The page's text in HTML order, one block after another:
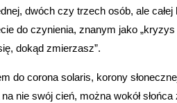
dwóch czy trzech osób, ale całej
do czynienia, znanym jako „kryzys
dokąd zmierzasz”.
do corona solaris, korony
nie swój cień, można wokół